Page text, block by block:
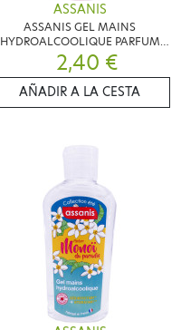
ASSANIS
ASSANIS GEL MAINS
HYDROALCOOLIQUE PARFUM
CERISE 80ML
2,40 €
AÑADIR A LA CESTA